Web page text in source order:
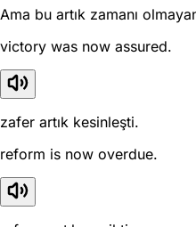
Ama bu artık zamanı
victory was now assured.
zafer artık kesinleşti.
reform is now overdue.